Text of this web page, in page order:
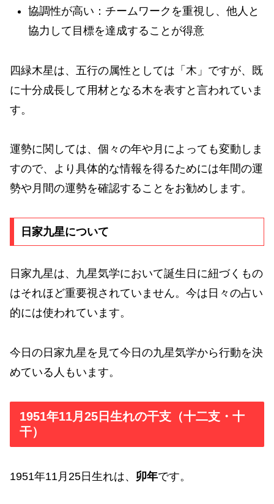
協調性が高い：チームワークを重視し、他人と
協力して目標を達成することが得意
四緑木星は、五行の属性としては「木」ですが、既
に十分成長して用材となる木を表すと言われていま
す。
運勢に関しては、個々の年や月によっても変動しま
すので、より具体的な情報を得るためには年間の運
勢や月間の運勢を確認することをお勧めします。
日家九星について
日家九星は、九星気学において誕生日に紐づくもの
はそれほど重要視されていません。今は日々の占い
的には使われています。
今日の日家九星を見て今日の九星気学から行動を決
めている人もいます。
1951年11月25日生れの干支（十二支・十
干）
1951年11月25日生れは、 卯年です。